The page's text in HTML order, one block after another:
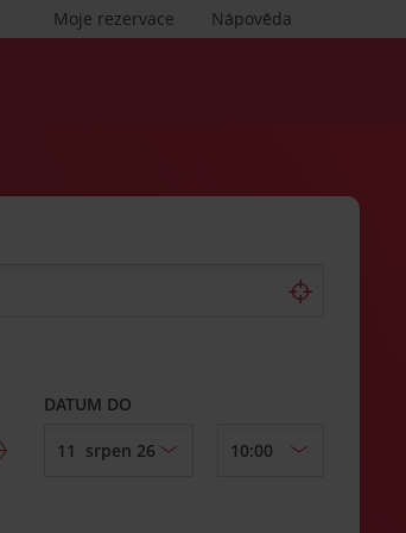
Nápověda
Moje rezervace
DATUM DO